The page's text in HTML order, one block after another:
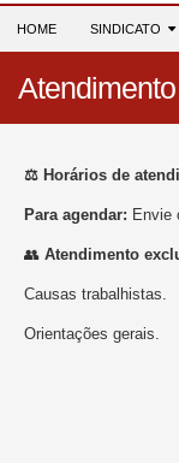
HOME SINDICATO
⚖️ Horários de
Para agendar: Envie
👥 Atendimento
Causas trabalhistas.
Orientações gerais.